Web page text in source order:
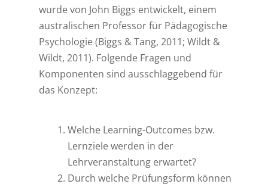
wurde von John Biggs entwickelt, einem
australischen Professor für Pädagogische
Psychologie (Biggs & Tang, 2011; Wildt &
Wildt, 2011). Folgende Fragen und
Komponenten sind ausschlaggebend für
das Konzept:
Welche Learning-Outcomes bzw.
Lernziele werden in der
Lehrveranstaltung erwartet?
Durch welche Prüfungsform können